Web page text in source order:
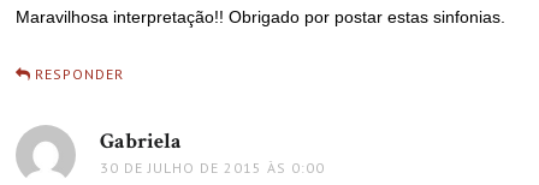
Maravilhosa interpretação!! Obrigado por postar estas sinfonias.
RESPONDER
Gabriela
30 DE JULHO DE 2015 ÀS 0:00